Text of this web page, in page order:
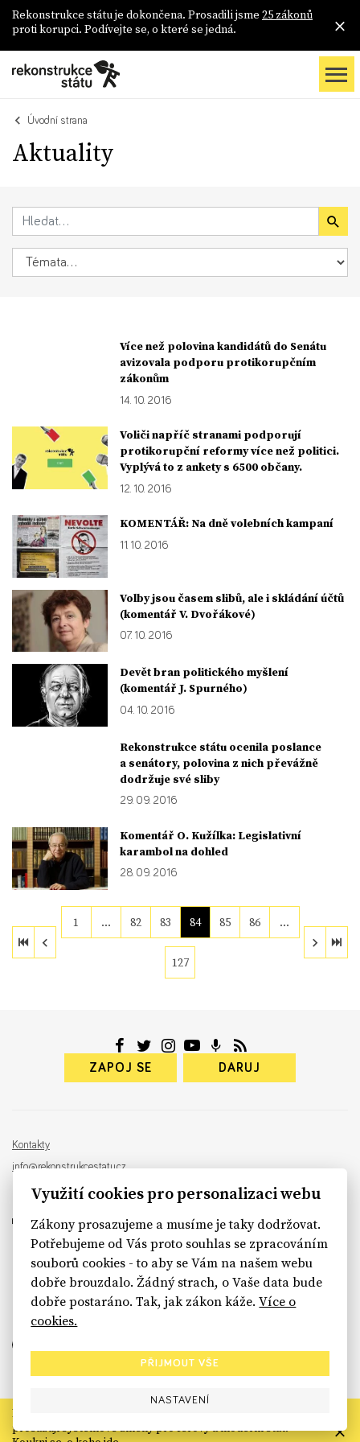
Rekonstrukce státu je dokončena. Prosadili jsme 25 zákonů
proti korupci. Podívejte se, o které se jedná.
Úvodní strana
Aktuality
Více než polovina kandidátů do Senátu
avizovala podporu protikorupčním
zákonům
14. 10. 2016
Voliči napříč stranami podporují
protikorupční reformy více než politici.
Vyplývá to z ankety s 6500 občany.
12. 10. 2016
KOMENTÁŘ: Na dně volebních kampaní
11. 10. 2016
Volby jsou časem slibů, ale i skládání účtů
(komentář V. Dvořákové)
07. 10. 2016
Devět bran politického myšlení
(komentář J. Spurného)
04. 10. 2016
Rekonstrukce státu ocenila poslance
a senátory, polovina z nich převážně
dodržuje své sliby
29. 09. 2016
Komentář O. Kužílka: Legislativní
karambol na dohled
28. 09. 2016
1 … 82 83 84 85 86 …
127
ZAPOJ SE DARUJ
Kontakty
info@rekonstrukcestatu.cz
Návrh a vývoj: Sinfin , ilustrace:
sinfin.digital
Rekonstrukce státu končí. Její členské organizace však dál
prosazují systémové změny pro férový a moderní stát.
Využití cookies pro personalizaci webu
Zákony prosazujeme a musíme je taky dodržovat.
Potřebujeme od Vás proto souhlas se zpracováním
souborů cookies - to aby se Vám na našem webu
dobře brouzdalo. Žádný strach, o Vaše data bude
dobře postaráno. Tak, jak zákon káže.Více o
cookies.
PŘIJMOUT VŠE
NASTAVENÍ